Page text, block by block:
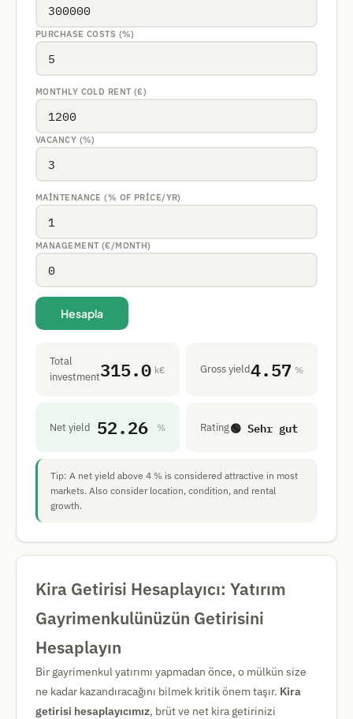
PURCHASE COSTS (%)
MONTHLY COLD RENT (€)
VACANCY (%)
MAINTENANCE (% OF PRICE/YR)
MANAGEMENT (€/MONTH)
Hesapla
Total
investment315.0 k€ Gross yield4.57 %
Net yield 52.26 % Rating🟢 Sehr gut
Tip: A net yield above 4 % is considered attractive in most
markets. Also consider location, condition, and rental
growth.
Kira Getirisi Hesaplayıcı: Yatırım
Gayrimenkulünüzün Getirisini
Hesaplayın
Bir gayrimenkul yatırımı yapmadan önce, o mülkün size
ne kadar kazandıracağını bilmek kritik önem taşır. Kira
getirisi hesaplayıcımız, brüt ve net kira getirinizi